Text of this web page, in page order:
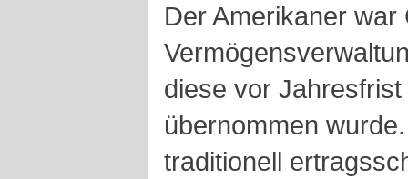
Der Amerikaner war
diese vor
übernommen
traditionell